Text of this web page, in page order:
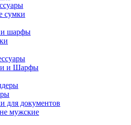
сумки
и шарфы
и Шарфы
для документов
мужские